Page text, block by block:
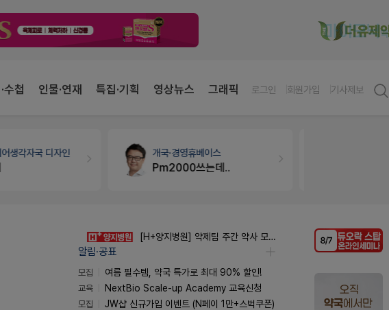
수첩 인물·연재 특집·기획 영상뉴스 그래픽 로그인 회원가입 기사제보
생각자국 디자인 개국·경영휴베이스
Pm2000쓰는데..
[H+양지병원] 약제팀 주간 약사 모집 (정규직)
알림·공표
모집
여름 필수템, 약국 특가로 최대 90% 할인!
교육
NextBio Scale-up Academy 교육신청
모집
JW샵 신규가입 이벤트 (N페이 1만+스벅쿠폰)